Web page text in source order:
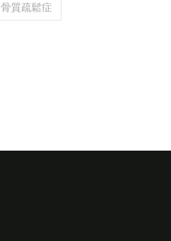
骨質疏鬆症